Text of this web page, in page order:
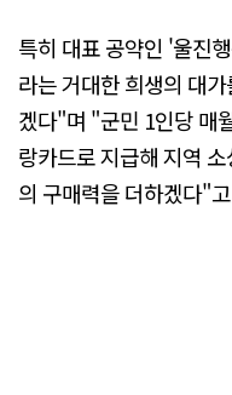
특히 대표 공약인 '울진
라는 거대한 희생의 대
겠다"며 "군민 1인당 매
랑카드로 지급해 지역
의 구매력을 더하겠다"